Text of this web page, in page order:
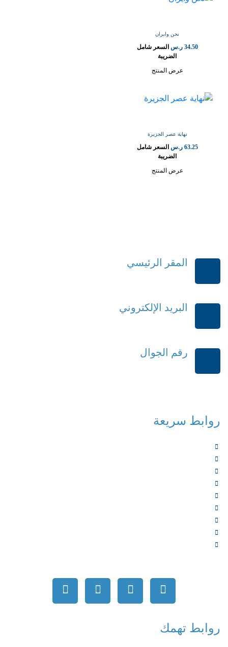
نحن وايران
34.50 ر.س السعر شامل
الضريبة
عرض المنتج
نهاية عصر الجزيرة
63.25 ر.س السعر شامل
الضريبة
عرض المنتج
المقر الرئيسي
البريد الإلكتروني
رقم الجوال
روابط سريعة
روابط تهمك